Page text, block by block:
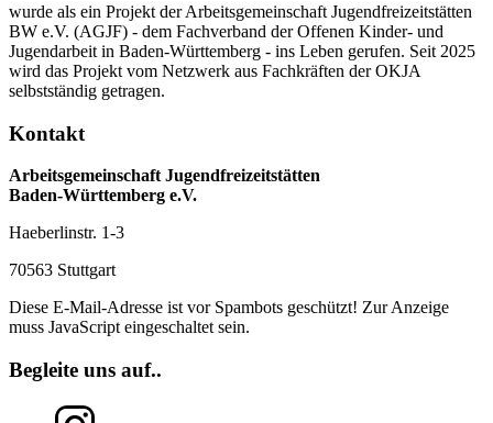
wurde als ein Projekt der Arbeitsgemeinschaft Jugendfreizeitstätten
BW e.V. (AGJF) - dem Fachverband der Offenen Kinder- und
Jugendarbeit in Baden-Württemberg - ins Leben gerufen. Seit 2025
wird das Projekt vom Netzwerk aus Fachkräften der OKJA
selbstständig getragen.
Kontakt
Arbeitsgemeinschaft Jugendfreizeitstätten
Baden-Württemberg e.V.
Haeberlinstr. 1-3
70563 Stuttgart
Diese E-Mail-Adresse ist vor Spambots geschützt! Zur Anzeige
muss JavaScript eingeschaltet sein.
Begleite uns auf..